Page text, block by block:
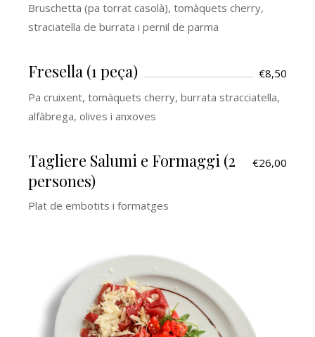
Bruschetta (pa torrat casolà), tomàquets cherry,
straciatella de burrata i pernil de parma
Fresella (1 peça)
€8,50
Pa cruixent, tomàquets cherry, burrata stracciatella,
alfàbrega, olives i anxoves
Tagliere Salumi e Formaggi (2
persones)
€26,00
Plat de embotits i formatges